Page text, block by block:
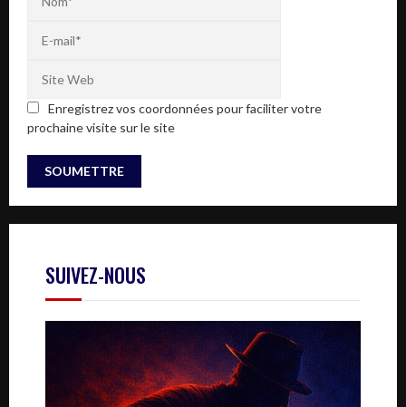
Enregistrez vos coordonnées pour faciliter votre
prochaine visite sur le site
SUIVEZ-NOUS